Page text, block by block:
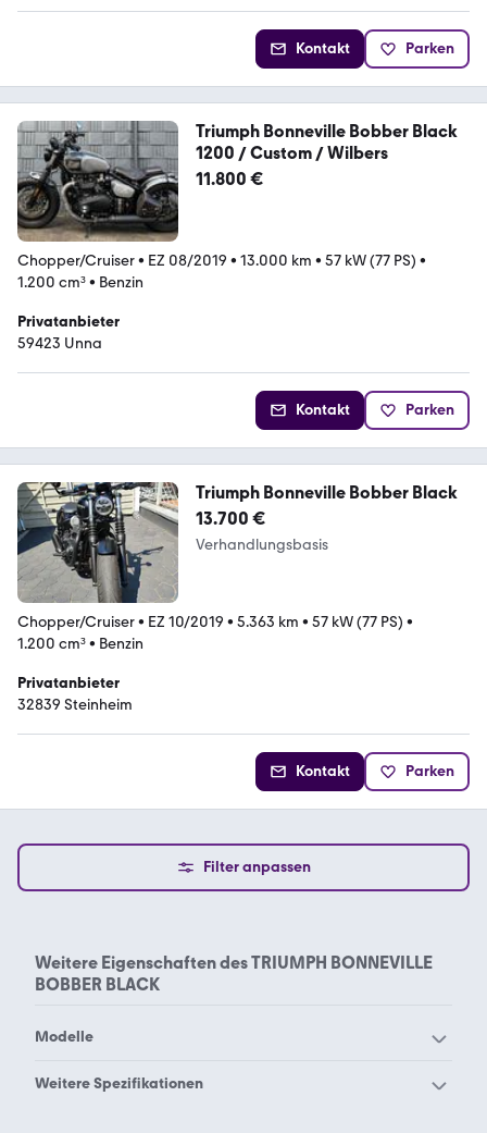
Kontakt Parken
Triumph Bonneville Bobber Black
1200 / Custom / Wilbers
11.800 €
Chopper/Cruiser• EZ 08/2019 • 13.000 km • 57 kW (77 PS) •
1.200 cm³• Benzin
Privatanbieter
59423 Unna
Kontakt Parken
Triumph Bonneville Bobber Black
13.700 €
Verhandlungsbasis
Chopper/Cruiser• EZ 10/2019 • 5.363 km • 57 kW (77 PS) •
1.200 cm³• Benzin
Privatanbieter
32839 Steinheim
Kontakt Parken
Filter anpassen
Weitere Eigenschaften desTRIUMPH BONNEVILLE
BOBBER BLACK
Modelle
Triumph 5T Speed Twin
Weitere Spezifikationen